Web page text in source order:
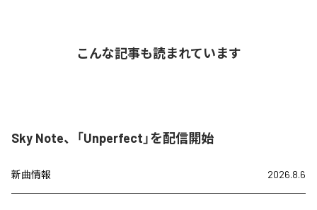
こんな記事も読まれています
Sky Note、「Unperfect」を配信開始
新曲情報 2026.8.6